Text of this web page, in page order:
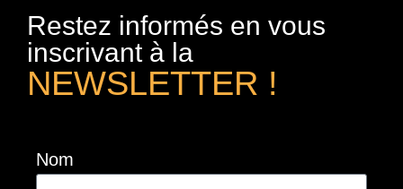
Restez informés en vous
inscrivant à la
NEWSLETTER !
Nom